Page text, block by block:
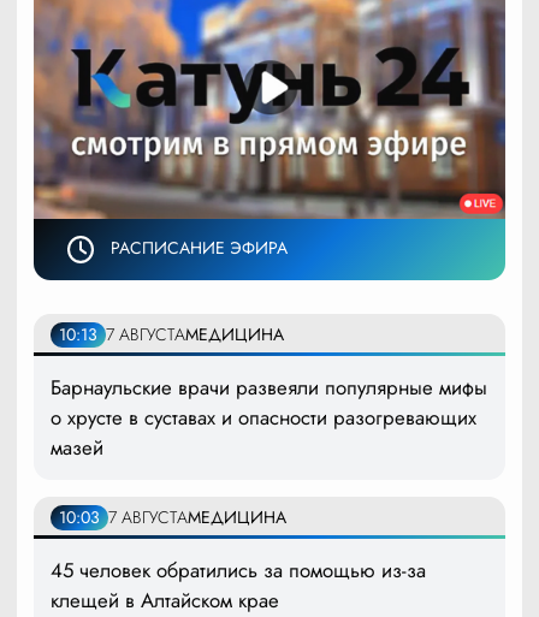
РАСПИСАНИЕ ЭФИРА
10:13 7 АВГУСТАМЕДИЦИНА
Барнаульские врачи развеяли популярные мифы
о хрусте в суставах и опасности разогревающих
мазей
10:03 7 АВГУСТАМЕДИЦИНА
45 человек обратились за помощью из-за
клещей в Алтайском крае